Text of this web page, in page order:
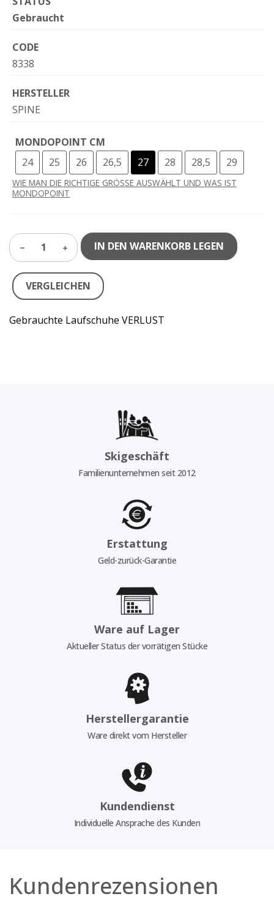
Gebraucht
CODE
8338
HERSTELLER
SPINE
MONDOPOINT CM
24
25 26 26,5 27 28 28,5 29
WIE MAN DIE RICHTIGE GRÖSSE AUSWÄHLT UND WAS IST
MONDOPOINT
1 IN DEN WARENKORB LEGEN
VERGLEICHEN
Gebrauchte Laufschuhe VERLUST
Skigeschäft
Familienunternehmen seit 2012
Erstattung
Geld-zurück-Garantie
Ware auf Lager
Aktueller Status der vorrätigen Stücke
Herstellergarantie
Ware direkt vom Hersteller
Kundendienst
Individuelle Ansprache des Kunden
Kundenrezensionen